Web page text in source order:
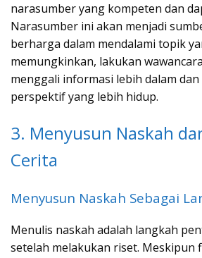
narasumber yang kompeten dan
Narasumber ini akan menjadi
berharga dalam mendalami topik
memungkinkan, lakukan
menggali informasi lebih dalam
perspektif yang lebih hidup.
3. Menyusun Naskah
Cerita
Menyusun Naskah Sebagai
Menulis naskah adalah langkah
setelah melakukan riset. Meskipun